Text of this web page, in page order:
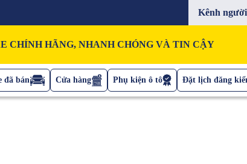
Kênh
CHÍNH HÃNG, NHANH CHÓNG VÀ TIN CẬY
đã bán Cửa hàng Phụ kiện ô tô Đặt lịch đăng